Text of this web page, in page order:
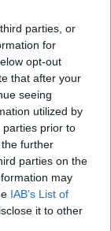
parties, or
for
opt-out
that after your
seeing
utilized by
parties prior to
further
parties on the
may
IAB’s List of
it to other
az ég
és
van az
3:1-2)